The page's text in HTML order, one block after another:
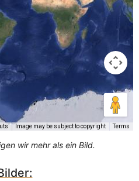
Image may be subject to copyright Terms
wir mehr als ein Bild.